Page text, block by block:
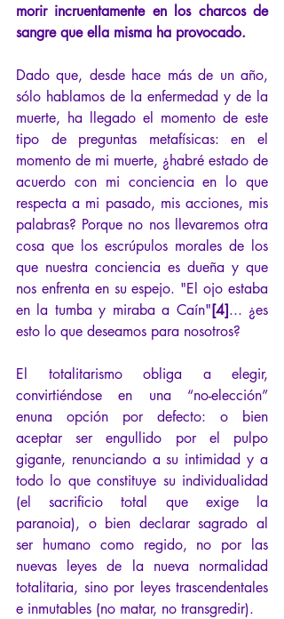
morir incruentamente en los charcos de
sangre que ella misma ha provocado.
Dado que, desde hace más de un año,
sólo hablamos de la enfermedad y de la
muerte, ha llegado el momento de este
tipo de preguntas metafísicas: en el
momento de mi muerte, ¿habré estado de
acuerdo con mi conciencia en lo que
respecta a mi pasado, mis acciones, mis
palabras? Porque no nos llevaremos otra
cosa que los escrúpulos morales de los
que nuestra conciencia es dueña y que
nos enfrenta en su espejo. "El ojo estaba
en la tumba y miraba a Caín"[4]... ¿es
esto lo que deseamos para nosotros?
El totalitarismo obliga a elegir,
convirtiéndose en una “no-elección”
enuna opción por defecto: o bien
aceptar ser engullido por el pulpo
gigante, renunciando a su intimidad y a
todo lo que constituye su individualidad
(el sacrificio total que exige la
paranoia), o bien declarar sagrado al
ser humano como regido, no por las
nuevas leyes de la nueva normalidad
totalitaria, sino por leyes trascendentales
e inmutables (no matar, no transgredir).